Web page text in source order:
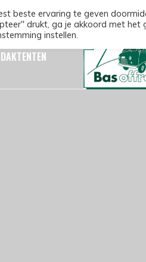
DAKTENTEN
beste ervaring te geven
drukt, ga je akkoord met het
instellen.